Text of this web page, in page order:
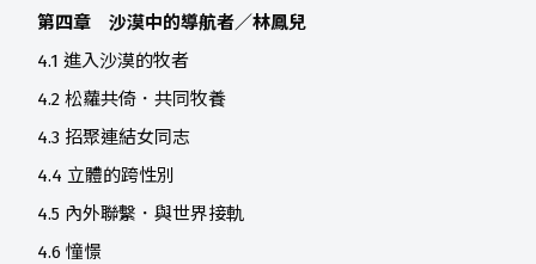
第四章 沙漠中的導航者／林鳳兒
4.1 進入沙漠的牧者
4.2 松蘿共倚．共同牧養
4.3 招聚連結女同志
4.4 立體的跨性別
4.5 內外聯繫．與世界接軌
4.6 憧憬